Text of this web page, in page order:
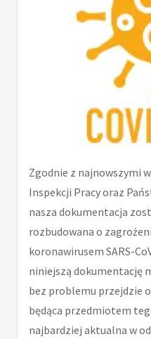
Zgodnie z najnowszymi
Inspekcji Pracy oraz
nasza dokumentacja
rozbudowana o
koronawirusem SARS-
niniejszą dokumentację
bez problemu przejdzie
będąca przedmiotem
najbardziej aktualna w